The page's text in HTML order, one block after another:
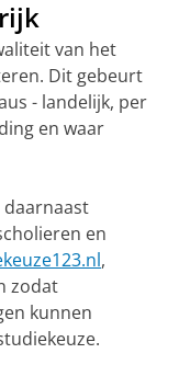
van het
Dit gebeurt
- landelijk, per
en waar
daarnaast
en
,
zodat
kunnen